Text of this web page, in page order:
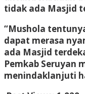
tidak ada Masjid
“Mushola
dapat merasa
ada Masjid
Pemkab Seruyan
menindaklanjuti